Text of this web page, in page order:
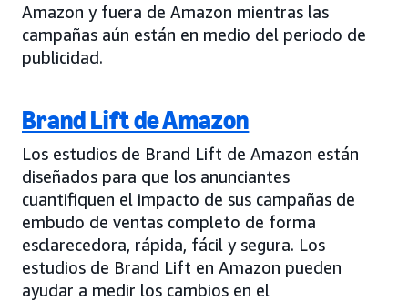
Amazon y fuera de Amazon mientras las
campañas aún están en medio del periodo de
publicidad.
Brand Lift de Amazon
Los estudios de Brand Lift de Amazon están
diseñados para que los anunciantes
cuantifiquen el impacto de sus campañas de
embudo de ventas completo de forma
esclarecedora, rápida, fácil y segura. Los
estudios de Brand Lift en Amazon pueden
ayudar a medir los cambios en el